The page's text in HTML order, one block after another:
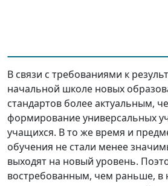
В связи с требованиями к
начальной школе новых
стандартов более актуальным,
формирование универсальных
учащихся. В то же время и
обучения не стали менее
выходят на новый уровень.
востребованным, чем раньше, в